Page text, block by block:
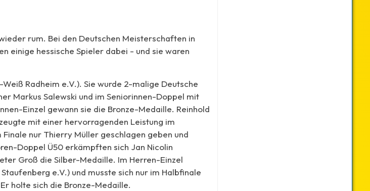
rum. Bei den Deutschen Meisterschaften in
einige hessische Spieler dabei - und sie waren
Radheim e.V.). Sie wurde 2-malige Deutsche
Markus Salewski und im Seniorinnen-Doppel mit
Einzel gewann sie die Bronze-Medaille. Reinhold
mit einer hervorragenden Leistung im
nur Thierry Müller geschlagen geben und
Doppel Ü50 erkämpften sich Jan Nicolin
Groß die Silber-Medaille. Im Herren-Einzel
e.V.) und musste sich nur im Halbfinale
holte sich die Bronze-Medaille.